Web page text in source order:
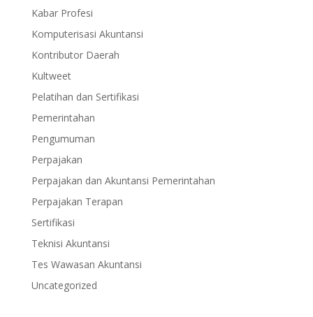
Kabar Profesi
Komputerisasi Akuntansi
Kontributor Daerah
Kultweet
Pelatihan dan Sertifikasi
Pemerintahan
Pengumuman
Perpajakan
Perpajakan dan Akuntansi Pemerintahan
Perpajakan Terapan
Sertifikasi
Teknisi Akuntansi
Tes Wawasan Akuntansi
Uncategorized